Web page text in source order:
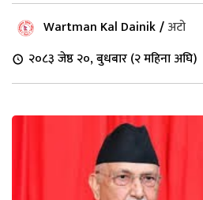
Wartman Kal Dainik/अटो
२०८३ जेष्ठ २०, बुधबार (२ महिना अघि)